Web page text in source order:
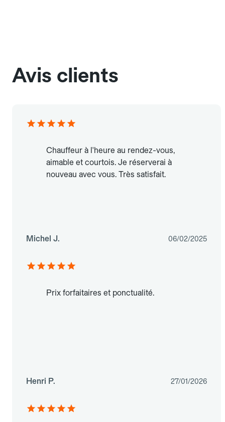
Avis clients
Chauffeur à l'heure au rendez-vous,
aimable et courtois. Je réserverai à
nouveau avec vous. Très satisfait.
Michel J. 06/02/2025
Prix forfaitaires et ponctualité.
Henri P. 27/01/2026